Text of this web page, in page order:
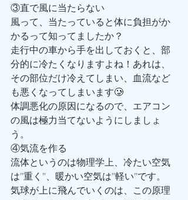
③直で風に当たらない
風って、当たっていると体に負担がか
かるって知ってましたか？
走行中の車から手を出しておくと、部
分的に冷たくなりますよね！あれは、
その部位だけ冷えてしまい、血流など
も悪くなってしまいます🥲
体調悪化の原因になるので、エアコン
の風は極力当てないようにしましょ
う。
④気流を作る
流体というのは物理学上、冷たい空気
は”重く”、暖かい空気は”軽い”です。
気球が上に飛んでいくのは、この原理